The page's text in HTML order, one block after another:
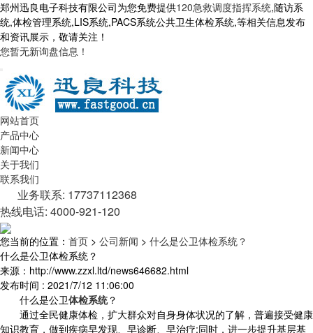
郑州迅良电子科技有限公司为您免费提供120急救调度指挥系统,随访系
统,体检管理系统,LIS系统,PACS系统公共卫生体检系统,等相关信息发布
和资讯展示，敬请关注！
您暂无新询盘信息！
网站首页
产品中心
新闻中心
关于我们
联系我们
业务联系: 17737112368
热线电话: 4000-921-120
您当前的位置： 首页 > 公司新闻 > 什么是公卫体检系统？
什么是公卫体检系统？
来源：http://www.zzxl.ltd/news646682.html
发布时间 : 2021/7/12 11:06:00
什么是公卫体检系统？
通过全民健康体检，扩大群众对自身身体状况的了解，普遍接受健康
知识教育，做到疾病早发现、早诊断、早治疗;同时，进一步提升基层基